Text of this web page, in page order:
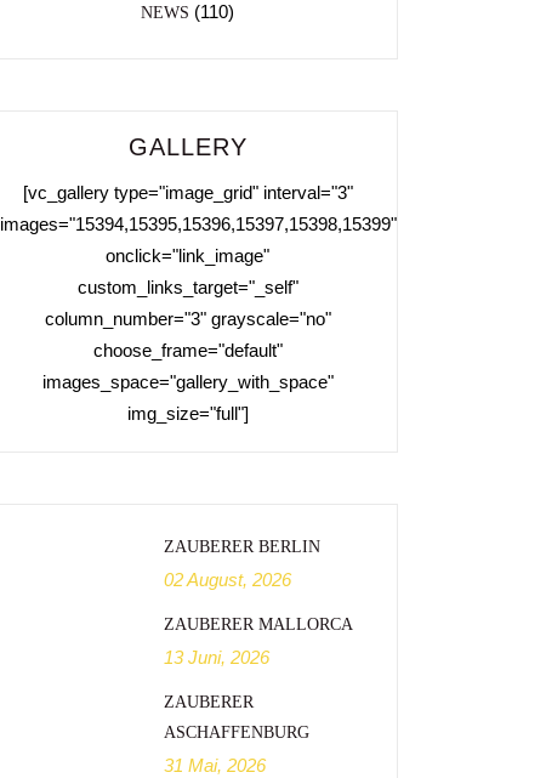
NEWS (110)
GALLERY
[vc_gallery type="image_grid" interval="3"
images="15394,15395,15396,15397,15398,15399"
onclick="link_image"
custom_links_target="_self"
column_number="3" grayscale="no"
choose_frame="default"
images_space="gallery_with_space"
img_size="full"]
ZAUBERER BERLIN
02 August, 2026
ZAUBERER MALLORCA
13 Juni, 2026
ZAUBERER
ASCHAFFENBURG
31 Mai, 2026